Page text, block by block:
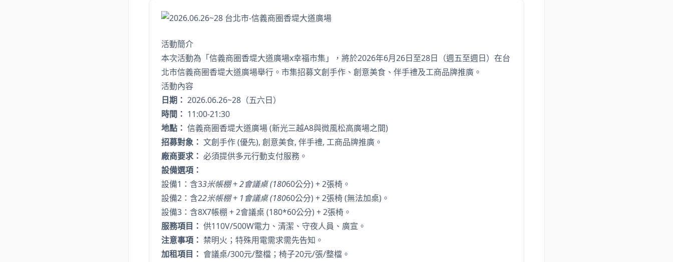
活動簡介
本次活動為「信義商圈香堤大道廣場x幸福市集」，將於2026年6月26日至28日（週五至週日）在台
北市信義商圈香堤大道廣場舉行。市集招募文創手作、創意美食、伴手禮及工商品牌推廣。
活動內容
日期： 2026.06.26~28（五六日）
時間： 11:00-21:30
地點： 信義商圈香堤大道廣場 (新光三越A8與微風松高廣場之間)
招募對象： 文創手作 (優先), 創意美食, 伴手禮, 工商品牌推廣。
廠商要求： 必須提供多元行動支付服務。
設備選項：
設備1：含33米帳棚 + 2會議桌 (18060公分) + 2張椅。
設備2：含22米帳棚 + 1會議桌 (18060公分) + 2張椅 (無法加桌)。
設備3：含8X7帳棚 + 2會議桌 (180*60公分) + 2張椅。
服務項目： 供110V/500W電力、清潔、守夜人員、廣宣。
注意事項： 禁明火；特殊用電需求需先告知。
加租項目： 會議桌/300元/整檔；椅子20元/張/整檔。